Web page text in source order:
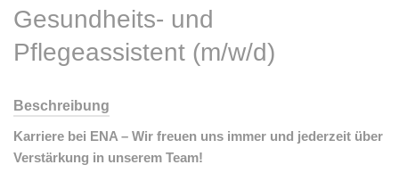
Gesundheits- und
Pflegeassistent (m/w/d)
Beschreibung
Karriere bei ENA – Wir freuen uns immer und jederzeit über
Verstärkung in unserem Team!